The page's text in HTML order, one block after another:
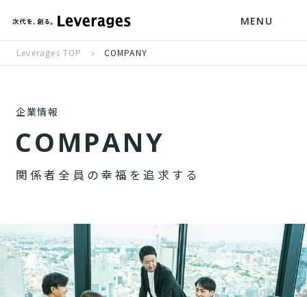
MENU
Leverages TOP COMPANY
企業情報
COMPANY
関 係者 全 員 の 幸 福 を追 求 す る